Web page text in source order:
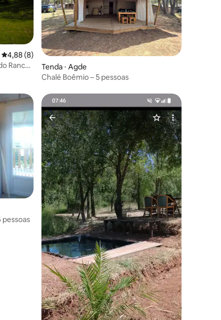
4,88 de uma avaliação média de 5, 8 avaliações
4,88 (8)
Rance
Tenda ⋅ Agde
Chalé Boêmio – 5 pessoas